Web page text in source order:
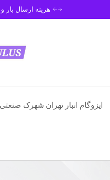
هزینه ارسال بار
ایزوگام انبار تهران شهرک